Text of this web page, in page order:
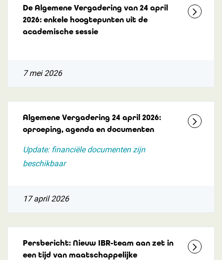
De Algemene Vergadering van 24 april
2026: enkele hoogtepunten uit de
academische sessie
7 mei 2026
Algemene Vergadering 24 april 2026:
oproeping, agenda en documenten
Update: financiële documenten zijn
beschikbaar
17 april 2026
Persbericht: Nieuw IBR-team aan zet in
een tijd van maatschappelijke